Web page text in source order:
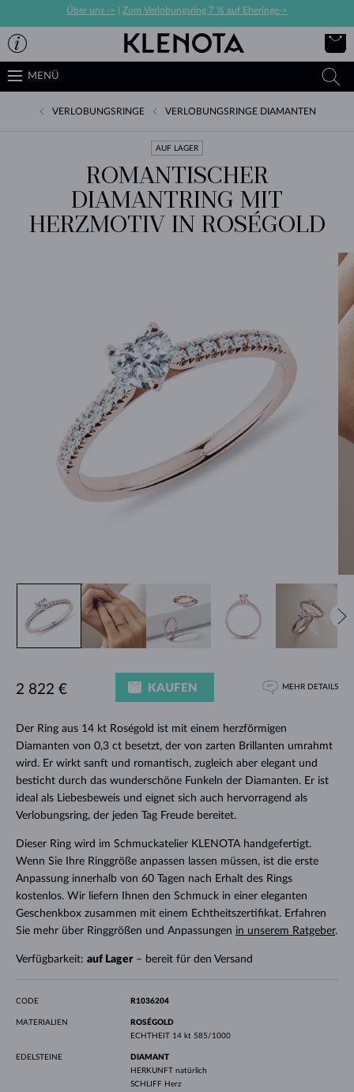
Über uns -> Zum Verlobungsring 7 % auf Eheringe->
MENÜ
VERLOBUNGSRINGE VERLOBUNGSRINGE DIAMANTEN
AUF LAGER
ROMANTISCHER
DIAMANTRING MIT
HERZMOTIV IN ROSÉGOLD
Der Ring aus 14 kt Roségold ist mit einem herzförmigen
Diamanten von 0,3 ct besetzt, der von zarten Brillanten umrahmt
wird. Er wirkt sanft und romantisch, zugleich aber elegant und
besticht durch das wunderschöne Funkeln der Diamanten. Er ist
ideal als Liebesbeweis und eignet sich auch hervorragend als
Verlobungsring, der jeden Tag Freude bereitet.
Dieser Ring wird im Schmuckatelier KLENOTA handgefertigt.
Wenn Sie Ihre Ringgröße anpassen lassen müssen, ist die erste
Anpassung innerhalb von 60 Tagen nach Erhalt des Rings
kostenlos. Wir liefern Ihnen den Schmuck in einer eleganten
Geschenkbox zusammen mit einem Echtheitszertifikat. Erfahren
Sie mehr über Ringgrößen und Anpassungen in unserem Ratgeber.
Verfügbarkeit: auf Lager– bereit für den Versand
2 822 € KAUFEN MEHR DETAILS
CODE R1036204
MATERIALIEN
ROSÉGOLD
ECHTHEIT 14 kt 585/1000
EDELSTEINE
DIAMANT
HERKUNFT natürlich
SCHLIFF Herz